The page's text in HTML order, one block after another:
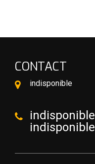
CONTACT
indisponible
indisponible
indisponible